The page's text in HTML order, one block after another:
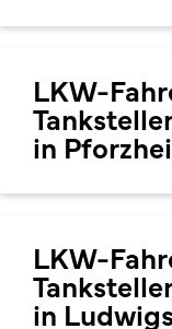
LKW-
in
LKW-
in